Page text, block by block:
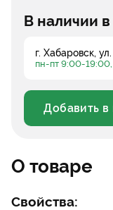
В наличии в
г. Хабаровск,
пн-пт 9:00-
Добавить в
О товаре
Свойства: